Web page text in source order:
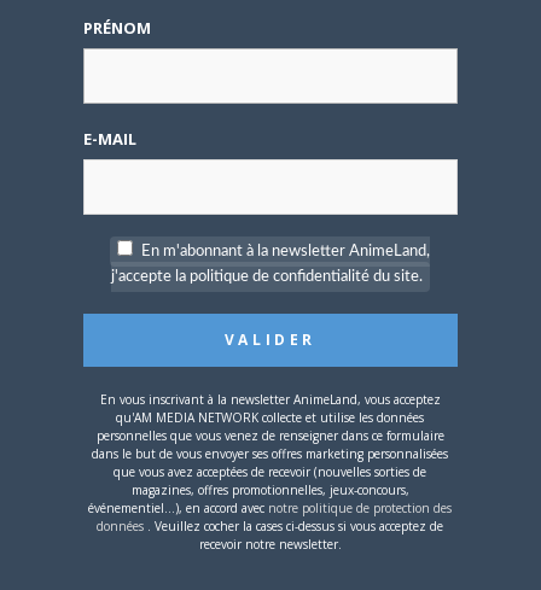
Si votre ville n'est pas dans la liste,contactez-nous!
PRÉNOM
E-MAIL
En m'abonnant à la newsletter AnimeLand,
j'accepte la politique de confidentialité du site.
En vous inscrivant à la newsletter AnimeLand, vous acceptez
qu'AM MEDIA NETWORK collecte et utilise les données
personnelles que vous venez de renseigner dans ce formulaire
dans le but de vous envoyer ses offres marketing personnalisées
que vous avez acceptées de recevoir (nouvelles sorties de
magazines, offres promotionnelles, jeux-concours,
événementiel...), en accord avec notre politique de protection des
données . Veuillez cocher la cases ci-dessus si vous acceptez de
recevoir notre newsletter.